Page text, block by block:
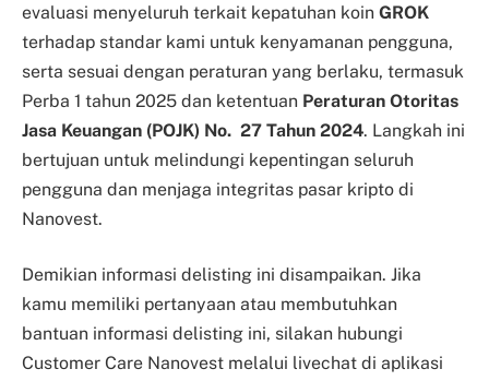
evaluasi menyeluruh terkait kepatuhan koin GROK
terhadap standar kami untuk kenyamanan pengguna,
serta sesuai dengan peraturan yang berlaku, termasuk
Perba 1 tahun 2025 dan ketentuan Peraturan Otoritas
Jasa Keuangan (POJK) No. 27 Tahun 2024. Langkah ini
bertujuan untuk melindungi kepentingan seluruh
pengguna dan menjaga integritas pasar kripto di
Nanovest.
Demikian informasi delisting ini disampaikan. Jika
kamu memiliki pertanyaan atau membutuhkan
bantuan informasi delisting ini, silakan hubungi
Customer Care Nanovest melalui livechat di aplikasi